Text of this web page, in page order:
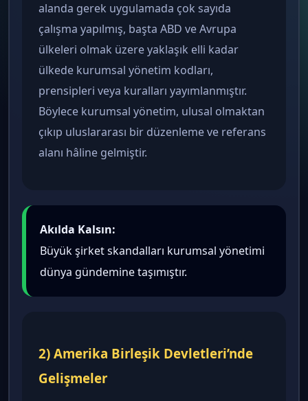
alanda gerek uygulamada çok sayıda
çalışma yapılmış, başta ABD ve Avrupa
ülkeleri olmak üzere yaklaşık elli kadar
ülkede kurumsal yönetim kodları,
prensipleri veya kuralları yayımlanmıştır.
Böylece kurumsal yönetim, ulusal olmaktan
çıkıp uluslararası bir düzenleme ve referans
alanı hâline gelmiştir.
Akılda Kalsın:
Büyük şirket skandalları kurumsal yönetimi
dünya gündemine taşımıştır.
2) Amerika Birleşik Devletleri’nde
Gelişmeler